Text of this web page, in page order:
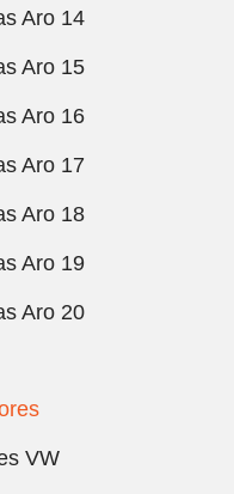
Aro 14
Aro 15
Aro 16
Aro 17
Aro 18
Aro 19
Aro 20
VW